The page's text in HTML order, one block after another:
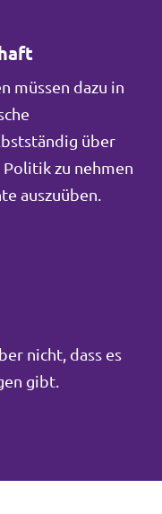
müssen dazu in
über
Politik zu nehmen
auszuüben.
nicht, dass es
gibt.